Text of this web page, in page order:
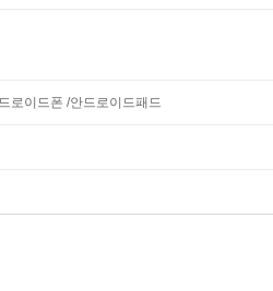
로이드폰 /안드로이드패드